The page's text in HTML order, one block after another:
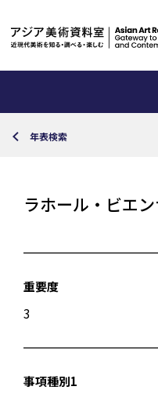
年表検索
ラホール・ビエ
重要度
3
事項種別1